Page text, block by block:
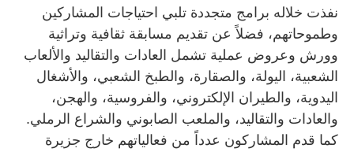
نفذت خلاله برامج متجددة تلبي احتياجات المشاركين
وطموحاتهم، فضلاً عن تقديم مسابقة ثقافية وتراثية
وورش وعروض عملية تشمل العادات والتقاليد والألعاب
الشعبية، اليولة، والصقارة، والطبخ الشعبي، والأشغال
اليدوية، والطيران الإلكتروني، والفروسية، والهجن،
والعادات والتقاليد، والملعب الصابوني والشراع الرملي.
كما قدم المشاركون عدداً من فعالياتهم خارج جزيرة